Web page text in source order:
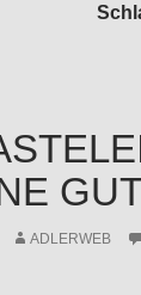
ADLERWEB